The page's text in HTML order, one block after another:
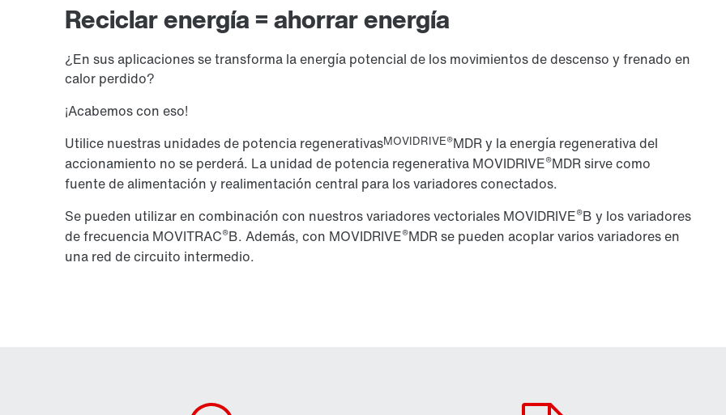
Reciclar energía = ahorrar energía
¿En sus aplicaciones se transforma la energía potencial de los movimientos de descenso y frenado en
calor perdido?
¡Acabemos con eso!
Utilice nuestras unidades de potencia regenerativasMOVIDRIVE®MDR y la energía regenerativa del
accionamiento no se perderá. La unidad de potencia regenerativa MOVIDRIVE®MDR sirve como
fuente de alimentación y realimentación central para los variadores conectados.
Se pueden utilizar en combinación con nuestros variadores vectoriales MOVIDRIVE®B y los variadores
de frecuencia MOVITRAC®B. Además, con MOVIDRIVE®MDR se pueden acoplar varios variadores en
una red de circuito intermedio.